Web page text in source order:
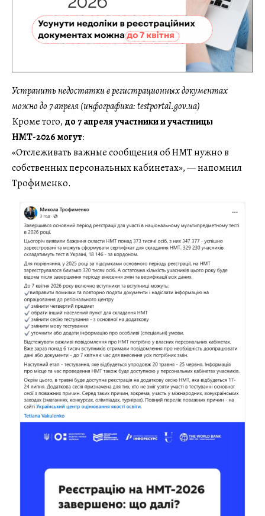
Устранить недостатки в регистрационных документах
можно до 7 апреля (инфографика: testportal.gov.ua)
Кроме того, до 7 апреля участники и участницы
НМТ-2026 могут:
«Отслеживать важные сообщения об НМТ нужно в
собственных персональных кабинетах», — напомнил
Трофименко.